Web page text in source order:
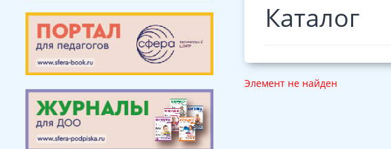
Каталог
Элемент не найден